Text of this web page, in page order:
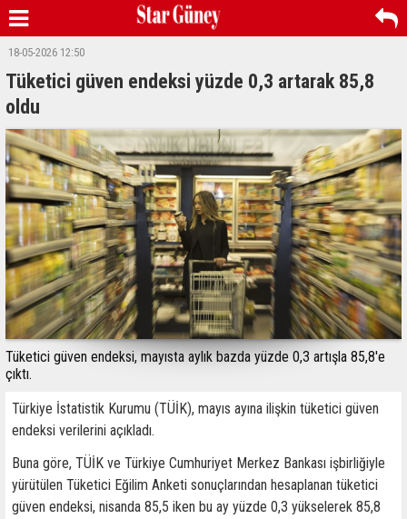
18-05-2026 12:50
Tüketici güven endeksi yüzde 0,3 artarak 85,8
oldu
Tüketici güven endeksi, mayısta aylık bazda yüzde 0,3 artışla 85,8'e
çıktı.
Türkiye İstatistik Kurumu (TÜİK), mayıs ayına ilişkin tüketici güven
endeksi verilerini açıkladı.
Buna göre, TÜİK ve Türkiye Cumhuriyet Merkez Bankası işbirliğiyle
yürütülen Tüketici Eğilim Anketi sonuçlarından hesaplanan tüketici
güven endeksi, nisanda 85,5 iken bu ay yüzde 0,3 yükselerek 85,8